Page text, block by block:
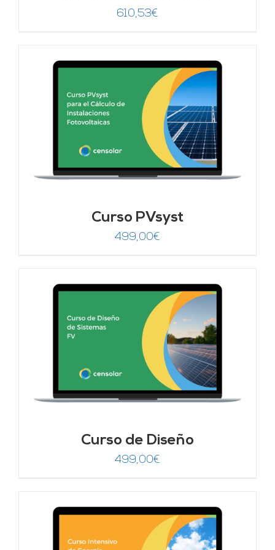
610,53€
Curso PVsyst
499,00€
Curso de Diseño
499,00€